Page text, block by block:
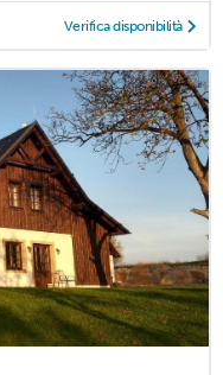
Verifica disponibilità